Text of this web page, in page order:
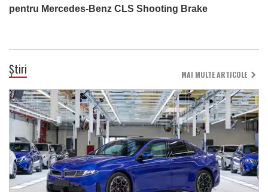
pentru Mercedes-Benz CLS Shooting Brake
Știri MAI MULTE ARTICOLE